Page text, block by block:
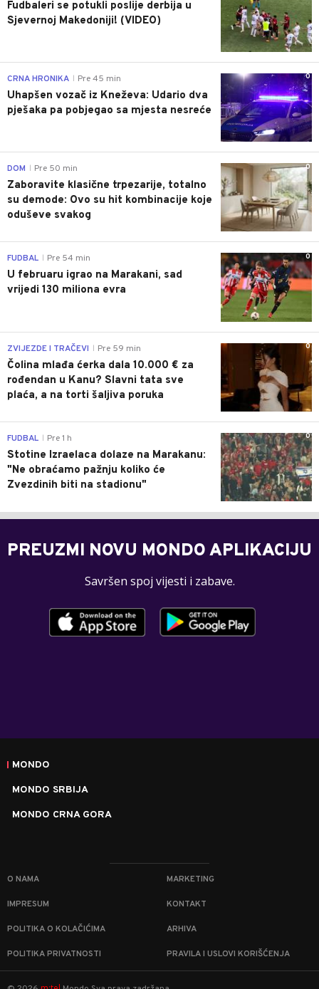
Fudbaleri se potukli poslije derbija u
Sjevernoj Makedoniji! (VIDEO)
0
CRNA HRONIKA Pre 45 min
Uhapšen vozač iz Kneževa: Udario dva
pješaka pa pobjegao sa mjesta nesreće
0
DOM Pre 50 min
Zaboravite klasične trpezarije, totalno
su demode: Ovo su hit kombinacije koje
oduševe svakog
0
FUDBAL Pre 54 min
U februaru igrao na Marakani, sad
vrijedi 130 miliona evra
0
ZVIJEZDE I TRAČEVI Pre 59 min
Čolina mlađa ćerka dala 10.000 € za
rođendan u Kanu? Slavni tata sve
plaća, a na torti šaljiva poruka
0
FUDBAL Pre 1 h
Stotine Izraelaca dolaze na Marakanu:
"Ne obraćamo pažnju koliko će
Zvezdinih biti na stadionu"
PREUZMI NOVU MONDO APLIKACIJU
Savršen spoj vijesti i zabave.
MONDO
MONDO SRBIJA
MONDO CRNA GORA
O NAMA MARKETING
IMPRESUM KONTAKT
POLITIKA O KOLAČIĆIMA ARHIVA
POLITIKA PRIVATNOSTI PRAVILA I USLOVI KORIŠĆENJA